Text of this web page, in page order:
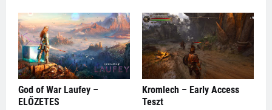
God of War Laufey –
ELŐZETES
Kromlech – Early Access
Teszt